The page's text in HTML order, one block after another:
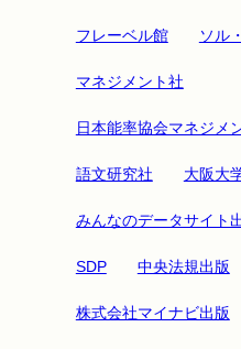
フレーベル館 ソル
マネジメント社
日本能率協会マネジメ
語文研究社 大阪大
みんなのデータサイト
SDP 中央法規出版
株式会社マイナビ出版